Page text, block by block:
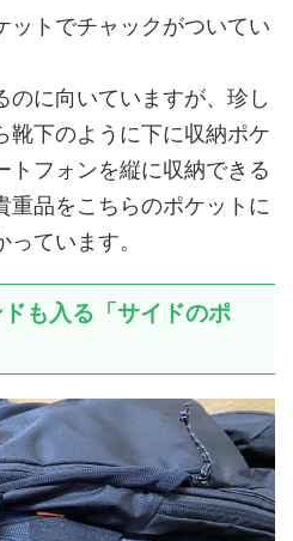
ットでチャックがついてい
のに向いていますが、珍し
靴下のように下に収納ポケ
トフォンを縦に収納できる
重品をこちらのポケットに
ています。
も入る「サイドのポ